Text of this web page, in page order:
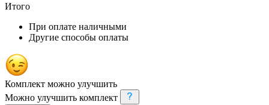
Итого
При оплате наличными
Другие способы оплаты
Комплект можно улучшить
Можно улучшить комплект